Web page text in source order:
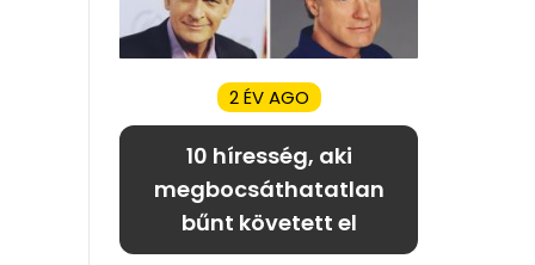
2 ÉV AGO
10 híresség, aki
megbocsáthatatlan
bűnt követett el